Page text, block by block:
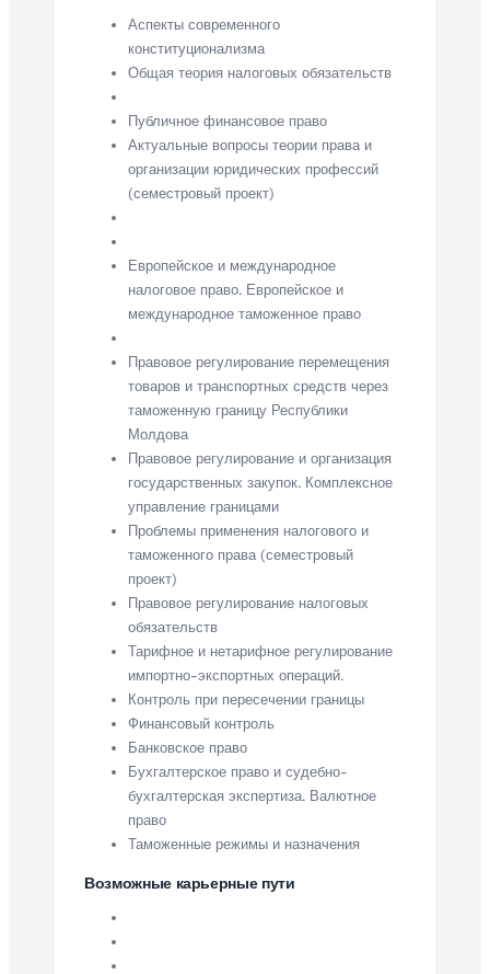
Аспекты современного
конституционализма
Общая теория налоговых обязательств
Публичное финансовое право
Актуальные вопросы теории права и
организации юридических профессий
(семестровый проект)
Европейское и международное
налоговое право. Европейское и
международное таможенное право
Правовое регулирование перемещения
товаров и транспортных средств через
таможенную границу Республики
Молдова
Правовое регулирование и организация
государственных закупок. Комплексное
управление границами
Проблемы применения налогового и
таможенного права (семестровый
проект)
Правовое регулирование налоговых
обязательств
Тарифное и нетарифное регулирование
импортно-экспортных операций.
Контроль при пересечении границы
Финансовый контроль
Банковское право
Бухгалтерское право и судебно-
бухгалтерская экспертиза. Валютное
право
Таможенные режимы и назначения
Возможные карьерные пути